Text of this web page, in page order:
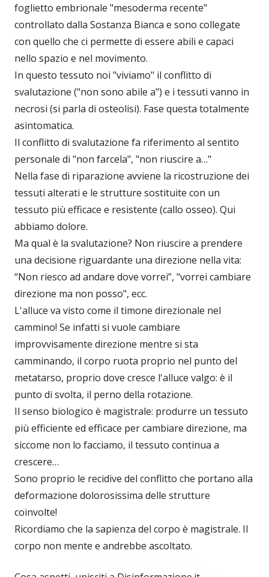
foglietto embrionale "mesoderma recente"
controllato dalla Sostanza Bianca e sono collegate
con quello che ci permette di essere abili e capaci
nello spazio e nel movimento.
In questo tessuto noi "viviamo" il conflitto di
svalutazione ("non sono abile a") e i tessuti vanno in
necrosi (si parla di osteolisi). Fase questa totalmente
asintomatica.
Il conflitto di svalutazione fa riferimento al sentito
personale di "non farcela", "non riuscire a…"
Nella fase di riparazione avviene la ricostruzione dei
tessuti alterati e le strutture sostituite con un
tessuto più efficace e resistente (callo osseo). Qui
abbiamo dolore.
Ma qual è la svalutazione? Non riuscire a prendere
una decisione riguardante una direzione nella vita:
“Non riesco ad andare dove vorrei”, "vorrei cambiare
direzione ma non posso", ecc.
L'alluce va visto come il timone direzionale nel
cammino! Se infatti si vuole cambiare
improvvisamente direzione mentre si sta
camminando, il corpo ruota proprio nel punto del
metatarso, proprio dove cresce l'alluce valgo: è il
punto di svolta, il perno della rotazione.
Il senso biologico è magistrale: produrre un tessuto
più efficiente ed efficace per cambiare direzione, ma
siccome non lo facciamo, il tessuto continua a
crescere…
Sono proprio le recidive del conflitto che portano alla
deformazione dolorosissima delle strutture
coinvolte!
Ricordiamo che la sapienza del corpo è magistrale. Il
corpo non mente e andrebbe ascoltato.